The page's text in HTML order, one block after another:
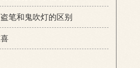
笔和鬼吹灯的区别